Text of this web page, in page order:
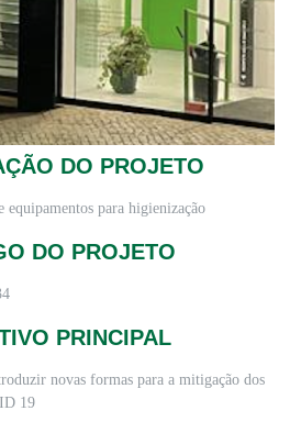
DO PROJETO
equipamentos para higienização
DO PROJETO
PRINCIPAL
novas formas para a mitigação dos
19